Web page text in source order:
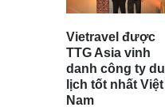
Vietravel được
TTG Asia vinh
danh công ty du
lịch tốt nhất Việt
Nam